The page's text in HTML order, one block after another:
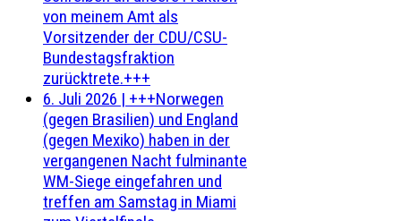
von meinem Amt als
Vorsitzender der CDU/CSU-
Bundestagsfraktion
zurücktrete.+++
6. Juli 2026 | +++Norwegen
(gegen Brasilien) und England
(gegen Mexiko) haben in der
vergangenen Nacht fulminante
WM-Siege eingefahren und
treffen am Samstag in Miami